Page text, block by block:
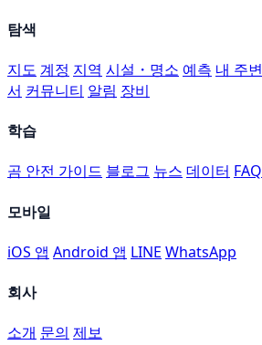
탐색
지도 계정 지역 시설・명소 예측 내 주변
서 커뮤니티 알림 장비
학습
곰 안전 가이드 블로그 뉴스 데이터 FAQ
모바일
iOS 앱 Android 앱 LINE WhatsApp
회사
소개 문의 제보